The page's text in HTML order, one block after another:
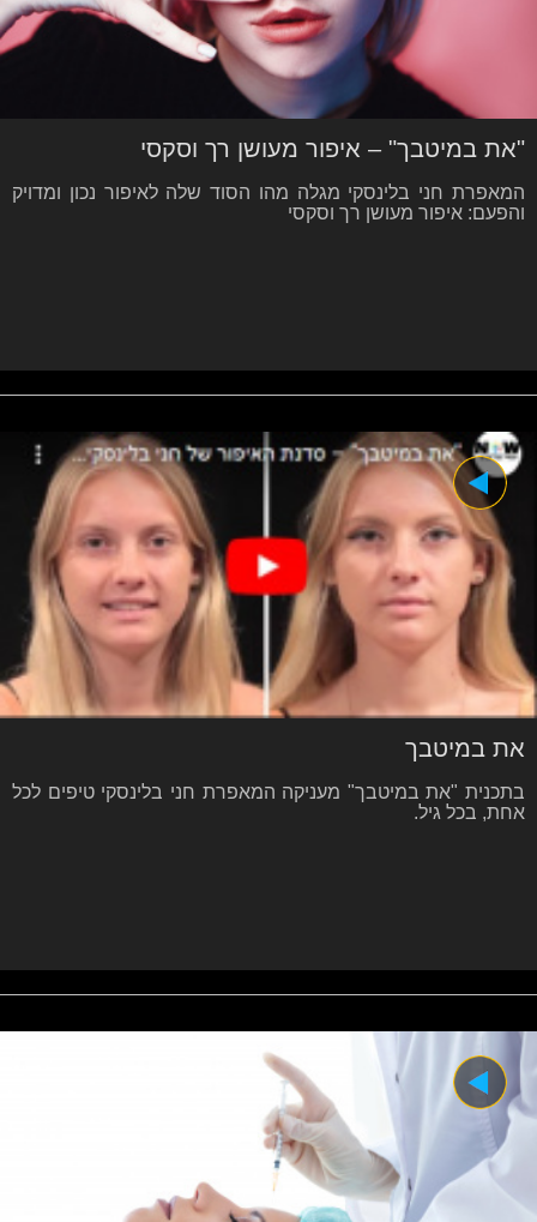
"את במיטבך" – איפור מעושן רך וסקסי
המאפרת חני בלינסקי מגלה מהו הסוד שלה לאיפור נכון ומדויק
והפעם: איפור מעושן רך וסקסי
את במיטבך
בתכנית "את במיטבך" מעניקה המאפרת חני בלינסקי טיפים לכל
אחת, בכל גיל.